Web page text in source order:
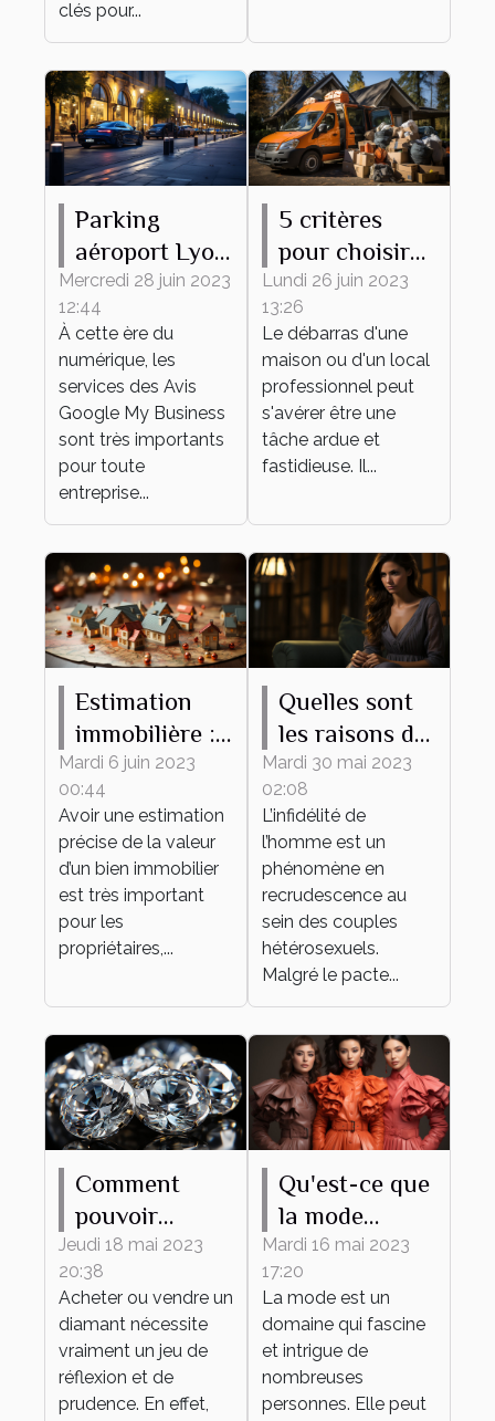
clés pour...
Parking
aéroport Lyon
: comment
accroître sa
réputation
grâce aux
témoignages
des clients ?
Mercredi 28 juin 2023
12:44
À cette ère du
numérique, les
services des Avis
Google My Business
sont très importants
pour toute
entreprise...
5 critères
pour choisir
une entreprise
de débarras
Lundi 26 juin 2023
13:26
Le débarras d'une
maison ou d'un local
professionnel peut
s'avérer être une
tâche ardue et
fastidieuse. Il...
Estimation
immobilière :
ce qu’il faut
savoir
Mardi 6 juin 2023
00:44
Avoir une estimation
précise de la valeur
d’un bien immobilier
est très important
pour les
propriétaires,...
Quelles sont
les raisons de
l’infidélité de
l’homme dans
un couple ?
Mardi 30 mai 2023
02:08
L’infidélité de
l’homme est un
phénomène en
recrudescence au
sein des couples
hétérosexuels.
Malgré le pacte...
Comment
pouvoir
estimer le prix
d’un diamant
?
Jeudi 18 mai 2023
20:38
Acheter ou vendre un
diamant nécessite
vraiment un jeu de
réflexion et de
prudence. En effet,
Qu'est-ce que
la mode
apporte ?
Mardi 16 mai 2023
17:20
La mode est un
domaine qui fascine
et intrigue de
nombreuses
personnes. Elle peut